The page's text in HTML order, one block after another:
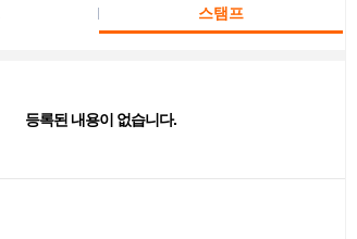
스탬프
등록된 내용이 없습니다.